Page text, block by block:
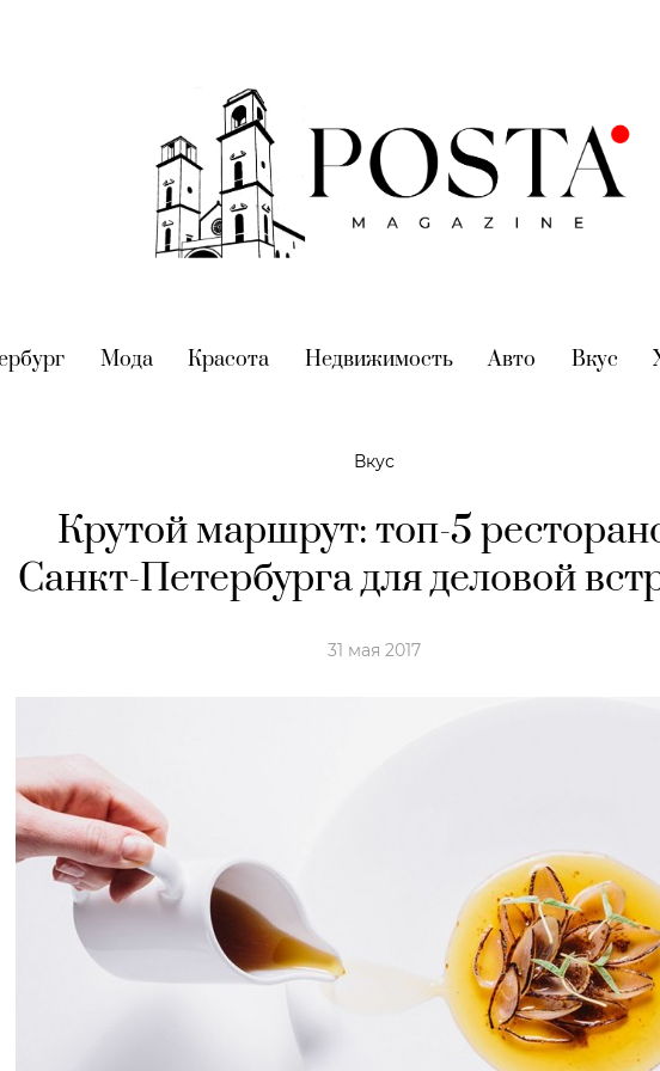
(current)
Мода(current)
Красота (current)
Недвижимость(current)
Авто (current)
Вкус
Вкус
Крутой маршрут: топ-5
Санкт-Петербурга для деловой
31 мая 2017